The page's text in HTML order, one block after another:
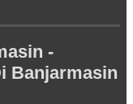
-
Banjarmasin